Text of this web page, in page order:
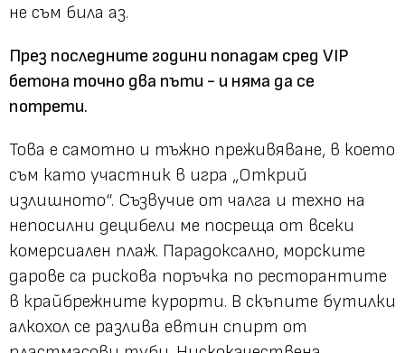
не съм била аз.
През последните години попадам сред VIP
бетона точно два пъти - и няма да се
потрети.
Това е самотно и тъжно преживяване, в което
съм като участник в игра „Открий
излишното“. Съзвучие от чалга и техно на
непосилни децибели ме посреща от всеки
комерсиален плаж. Парадоксално, морските
дарове са рискова поръчка по ресторантите
в крайбрежните курорти. В скъпите бутилки
алкохол се разлива евтин спирт от